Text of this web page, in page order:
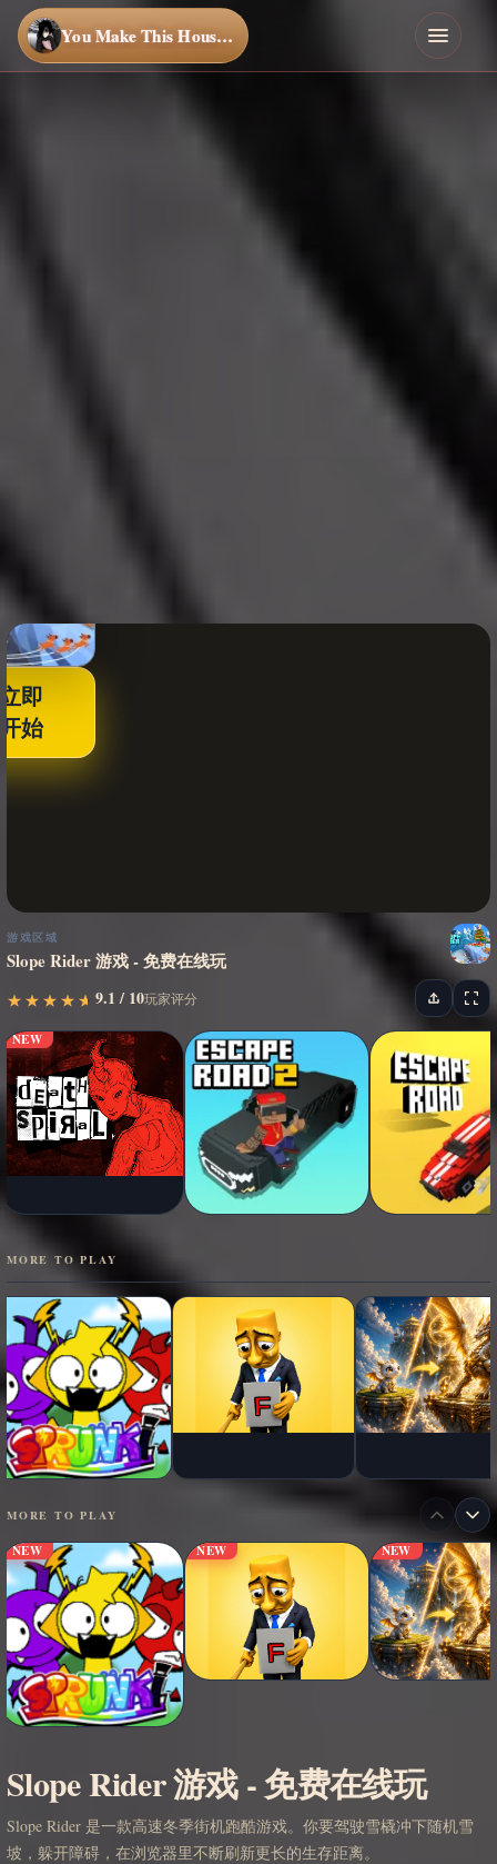
You Make This House a Home
立即
开始
游戏区域
Slope Rider 游戏 - 免费在线玩
★
★ ★
★ ★
★ ★
★ ★
★ 9.1 / 10玩家评分
NEW
MORE TO PLAY
MORE TO PLAY
NEW NEW NEW
Slope Rider 游戏 - 免费在线玩
Slope Rider 是一款高速冬季街机跑酷游戏。你要驾驶雪橇冲下随机雪
坡，躲开障碍，在浏览器里不断刷新更长的生存距离。